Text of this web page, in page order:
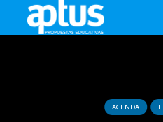
AGENDA